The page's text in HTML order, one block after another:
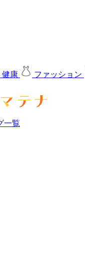
健康 ファッション
一覧